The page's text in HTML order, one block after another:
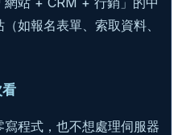
如報名表單、索取資料、
程式，也不想處理伺服器